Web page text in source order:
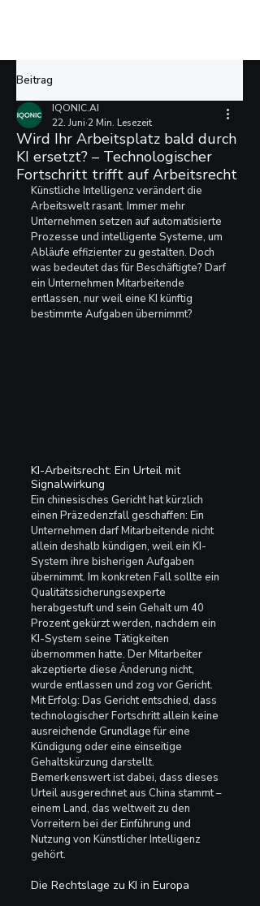
Beitrag
Wird Ihr Arbeitsplatz bald durch
KI ersetzt? – Technologischer
Fortschritt trifft auf Arbeitsrecht
IQONIC.AI
22. Juni 2 Min. Lesezeit
Künstliche Intelligenz verändert die
Arbeitswelt rasant. Immer mehr
Unternehmen setzen auf automatisierte
Prozesse und intelligente Systeme, um
Abläufe effizienter zu gestalten. Doch
was bedeutet das für Beschäftigte? Darf
ein Unternehmen Mitarbeitende
entlassen, nur weil eine KI künftig
bestimmte Aufgaben übernimmt?
KI-Arbeitsrecht: Ein Urteil mit
Signalwirkung
Ein chinesisches Gericht hat kürzlich
einen Präzedenzfall geschaffen: Ein
Unternehmen darf Mitarbeitende nicht
allein deshalb kündigen, weil ein KI-
System ihre bisherigen Aufgaben
übernimmt. Im konkreten Fall sollte ein
Qualitätssicherungsexperte
herabgestuft und sein Gehalt um 40
Prozent gekürzt werden, nachdem ein
KI-System seine Tätigkeiten
übernommen hatte. Der Mitarbeiter
akzeptierte diese Änderung nicht,
wurde entlassen und zog vor Gericht.
Mit Erfolg: Das Gericht entschied, dass
technologischer Fortschritt allein keine
ausreichende Grundlage für eine
Kündigung oder eine einseitige
Gehaltskürzung darstellt.
Bemerkenswert ist dabei, dass dieses
Urteil ausgerechnet aus China stammt –
einem Land, das weltweit zu den
Vorreitern bei der Einführung und
Nutzung von Künstlicher Intelligenz
gehört.
Die Rechtslage zu KI in Europa